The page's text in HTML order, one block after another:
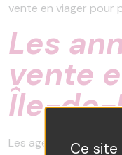
vente en viager pour
Les
vente
Île-de-
Les agents Ce site